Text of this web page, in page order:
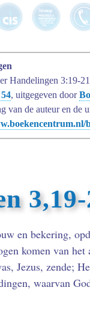
Handelingen 3:19-
, uitgegeven door
van de auteur en de
3,19-
en bekering,
komen van
Jezus, zende;
waarvan